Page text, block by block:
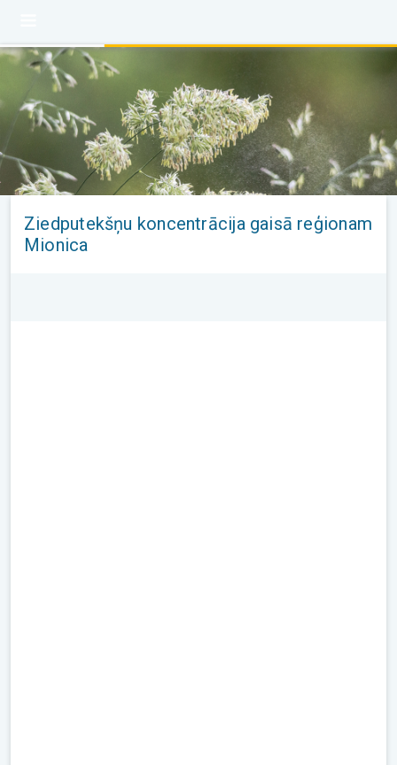
Ziedputekšņu koncentrācija gaisā reģionam
Mionica